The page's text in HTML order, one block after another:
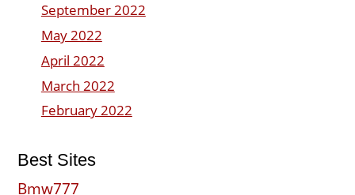
September 2022
May 2022
April 2022
March 2022
February 2022
Best Sites
Bmw777